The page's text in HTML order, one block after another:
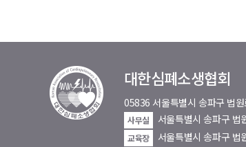
대한심폐소생협회
05836 서울특별시 송파구 법
사무실 서울특별시 송파구
교육장
서울특별시 송파구 법